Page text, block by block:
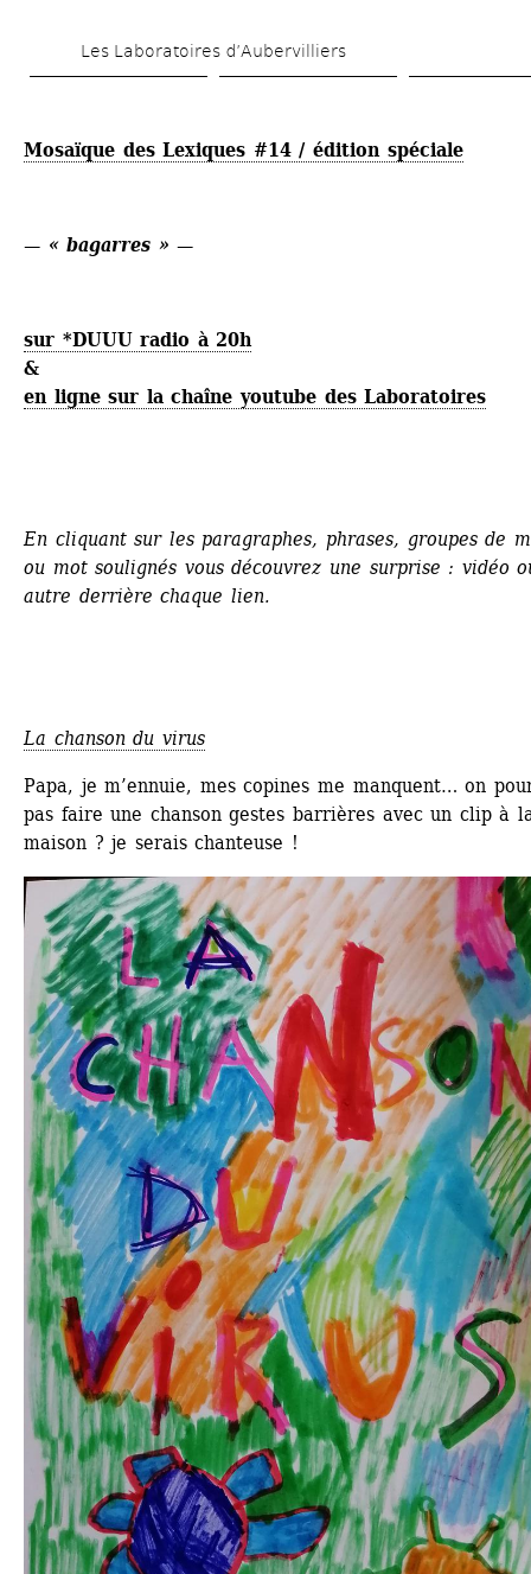
au
Les Laboratoires d’Aubervilliers
Mosaïque des Lexiques #14 / édition spéciale
— « bagarres » —
sur *DUUU radio à 20h
&
en ligne sur la chaîne youtube des Laboratoires
En cliquant sur les paragraphes, phrases, groupes de
ou mot soulignés vous découvrez une surprise : vidéo
autre derrière chaque lien.
La chanson du virus
Papa, je m’ennuie, mes copines me manquent… on
pas faire une chanson gestes barrières avec un clip à
maison ? je serais chanteuse !